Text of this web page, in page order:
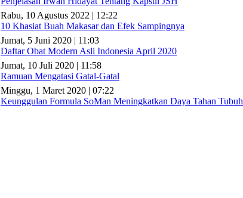
Rabu, 10 Agustus 2022 | 12:22
10 Khasiat Buah Makasar dan Efek Sampingnya
Jumat, 5 Juni 2020 | 11:03
Daftar Obat Modern Asli Indonesia April 2020
Jumat, 10 Juli 2020 | 11:58
Ramuan Mengatasi Gatal-Gatal
Minggu, 1 Maret 2020 | 07:22
Keunggulan Formula SoMan Meningkatkan Daya Tahan Tubuh